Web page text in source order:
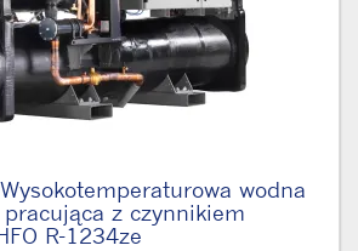
wodna
pracująca z czynnikiem
R-1234ze